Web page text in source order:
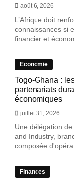
août 6, 2026
L’Afrique doit
connaissances si
financier et
Economie
Togo-Ghana :
partenariats
économiques
juillet 31, 2026
Une délégation
and Industry,
composée
Finances